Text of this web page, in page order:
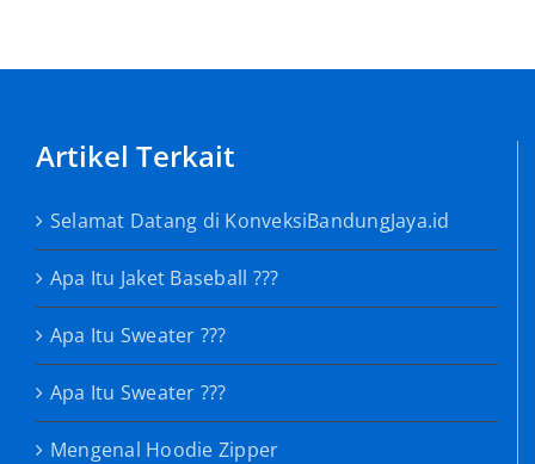
Artikel Terkait
Selamat Datang di KonveksiBandungJaya.id
Apa Itu Jaket Baseball ???
Apa Itu Sweater ???
Apa Itu Sweater ???
Mengenal Hoodie Zipper